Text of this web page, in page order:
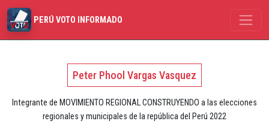
PERÚ VOTO INFORMADO
Peter Phool Vargas Vasquez
Integrante de MOVIMIENTO REGIONAL CONSTRUYENDO a las elecciones
regionales y municipales de la república del Perú 2022